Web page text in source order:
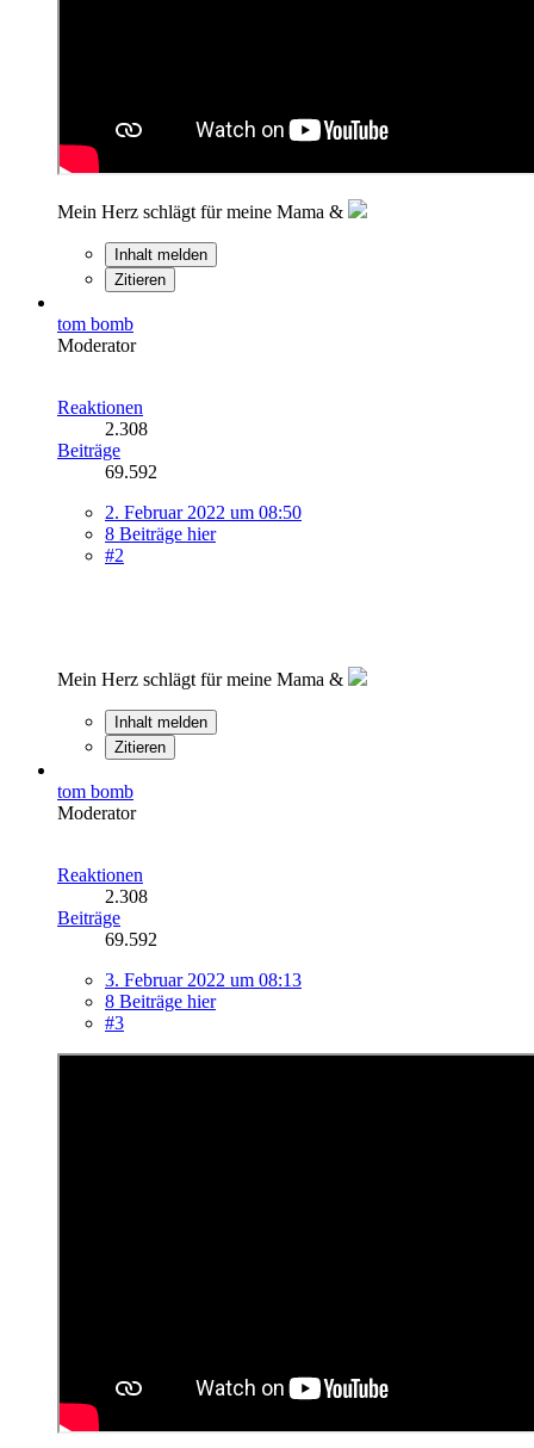
Mein Herz schlägt für meine Mama &
Inhalt melden
Zitieren
tom bomb
Moderator
Reaktionen
2.308
Beiträge
69.592
2. Februar 2022 um 08:50
8 Beiträge hier
#2
Mein Herz schlägt für meine Mama &
Inhalt melden
Zitieren
tom bomb
Moderator
Reaktionen
2.308
Beiträge
69.592
3. Februar 2022 um 08:13
8 Beiträge hier
#3